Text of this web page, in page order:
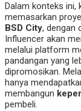
Dalam konteks
memasarkan
BSD City, dengan
Influencer akan
melalui platform
pandangan yang
dipromosikan.
hanya
membangun
pembeli.